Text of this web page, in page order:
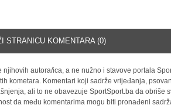
STRANICU KOMENTARA (0)
njihovih autora/ica, a ne nužno i stavove portala
kometara. Komentari koji sadrže vrijeđanja,
ali to ne obavezuje SportSport.ba da obriše
da među komentarima mogu biti pronađeni